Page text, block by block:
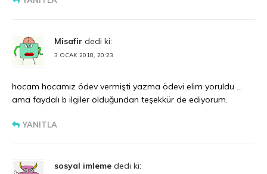
Misafir dedi ki:
3 OCAK 2018, 20:23
hocam hocamız ödev vermişti yazma ödevi elim yoruldu …
ama faydalı b ilgiler olduğundan teşekkür de ediyorum.
YANITLA
sosyal imleme dedi ki: